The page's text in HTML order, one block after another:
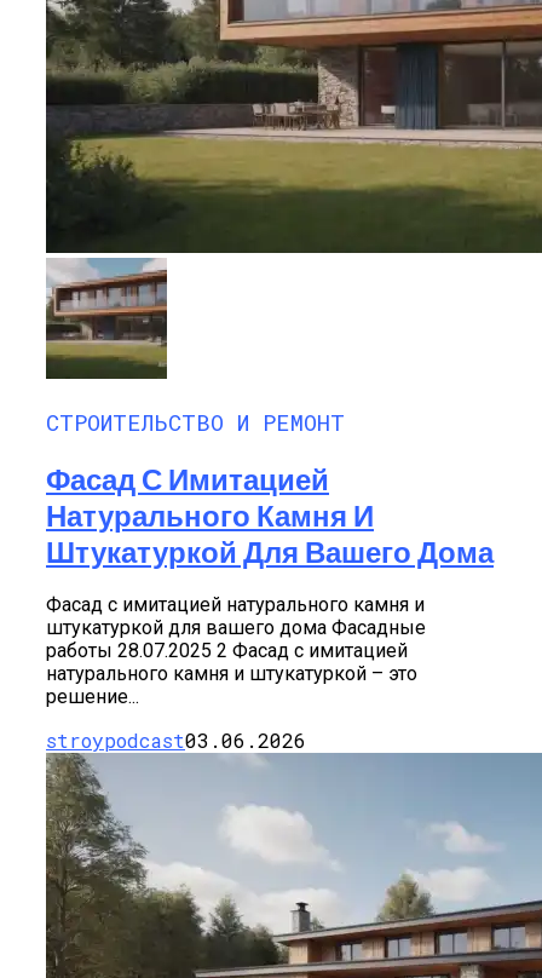
СТРОИТЕЛЬСТВО И РЕМОНТ
Фасад С Имитацией
Натурального Камня И
Штукатуркой Для Вашего Дома
Фасад с имитацией натурального камня и
штукатуркой для вашего дома Фасадные
работы 28.07.2025 2 Фасад с имитацией
натурального камня и штукатуркой – это
решение...
stroypodcast03.06.2026